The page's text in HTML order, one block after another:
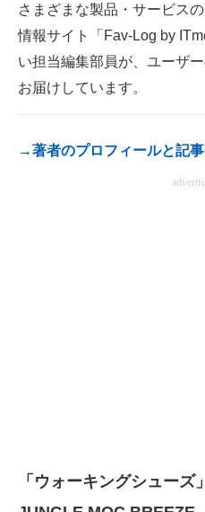
エレクトロニクス専門サイト
電子設計の基本と応用
エネルギーの専門メディア
さまざまな製品・サービス
情報サイト「Fav-Log by
い担当編集部員が、ユーザ
お届けしています。
→著者のプロフィールと記
「ウォーキングシュー